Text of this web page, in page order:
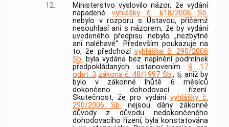
12.
Ministerstvo vyslovilo názor, že vydání
napadenévyhlášky č. 618/2006 Sb.
nebylo v rozporu s Ústavou, přičemž
nesouhlasí ani s názorem, že by vydání
uvedeného předpisu nebylo „nezbytné
ani naléhavé“. Především poukazuje na
to, že předchozívyhláška č. 290/2006
Sb. byla vydána bez naplnění podmínek
předpokládaných ustanovením § 17
odst. 3 zákona č. 48/1997 Sb., tj. aniž by
bylo v zákonné lhůtě 6 měsíců
dokončeno dohodovací řízení.
Skutečnost, že pro vydání vyhlášky č.
290/2006 Sb. nejsou dány zákonné
důvody z důvodu nedokončeného
dohodovacího řízení, byla konstatována